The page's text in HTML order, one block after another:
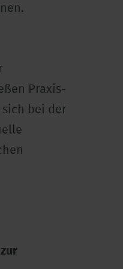
Praxis-
bei der